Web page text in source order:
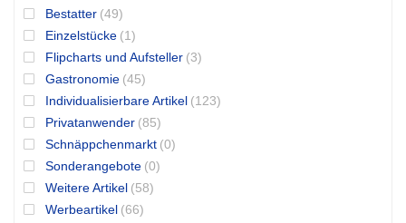
Bestatter (49)
Einzelstücke (1)
Flipcharts und Aufsteller (3)
Gastronomie (45)
Individualisierbare Artikel (123)
Privatanwender (85)
Schnäppchenmarkt (0)
Sonderangebote (0)
Weitere Artikel (58)
Werbeartikel (66)